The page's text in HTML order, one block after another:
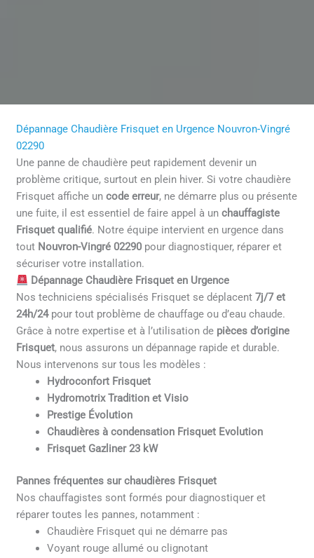
Dépannage Chaudière Frisquet en Urgence Nouvron-Vingré
02290
Une panne de chaudière peut rapidement devenir un
problème critique, surtout en plein hiver. Si votre chaudière
Frisquet affiche uncode erreur, ne démarre plus ou présente
une fuite, il est essentiel de faire appel à unchauffagiste
Frisquet qualifié. Notre équipe intervient en urgence dans
tout Nouvron-Vingré 02290 pour diagnostiquer, réparer et
sécuriser votre installation.
Dépannage Chaudière Frisquet en Urgence
Nos techniciens spécialisés Frisquet se déplacent7j/7 et
24h/24pour tout problème de chauffage ou d’eau chaude.
Grâce à notre expertise et à l’utilisation de pièces d’origine
Frisquet, nous assurons un dépannage rapide et durable.
Nous intervenons sur tous les modèles :
Hydroconfort Frisquet
Hydromotrix Tradition et Visio
Prestige Évolution
Chaudières à condensation Frisquet Evolution
Frisquet Gazliner 23 kW
Pannes fréquentes sur chaudières Frisquet
Nos chauffagistes sont formés pour diagnostiquer et
réparer toutes les pannes, notamment :
Chaudière Frisquet qui ne démarre pas
Voyant rouge allumé ou clignotant